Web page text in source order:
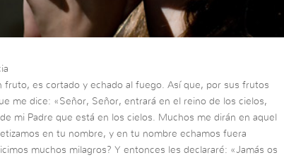
fruto, es cortado y echado al fuego. Así que, por sus frutos
me dice: «Señor, Señor, entrará en el reino de los cielos,
mi Padre que está en los cielos. Muchos me dirán en aquel
en tu nombre, y en tu nombre echamos fuera
muchos milagros? Y entonces les declararé: «Jamás os